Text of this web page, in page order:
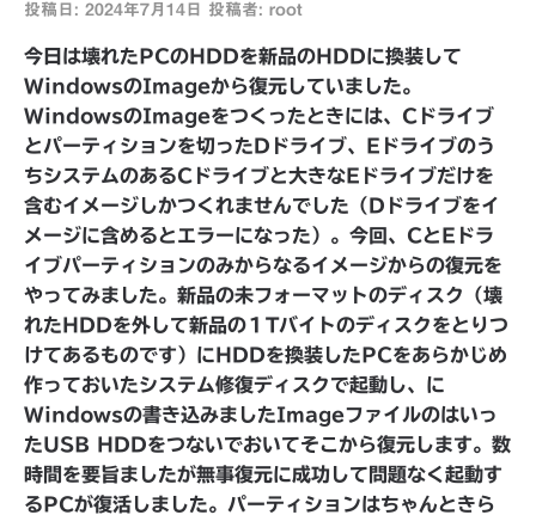
投稿日: 2024年7月14日 投稿者: root
今日は壊れたPCのHDDを新品のHDDに換装して
WindowsのImageから復元していました。
WindowsのImageをつくったときには、Cドライブ
とパーティションを切ったDドライブ、Eドライブのう
ちシステムのあるCドライブと大きなEドライブだけを
含むイメージしかつくれませんでした（Dドライブをイ
メージに含めるとエラーになった）。今回、CとEドラ
イブパーティションのみからなるイメージからの復元を
やってみました。新品の未フォーマットのディスク（壊
れたHDDを外して新品の１Tバイトのディスクをとりつ
けてあるものです）にHDDを換装したPCをあらかじめ
作っておいたシステム修復ディスクで起動し、に
Windowsの書き込みましたImageファイルのはいっ
たUSB HDDをつないでおいてそこから復元します。数
時間を要旨ましたが無事復元に成功して問題なく起動す
るPCが復活しました。パーティションはちゃんときら